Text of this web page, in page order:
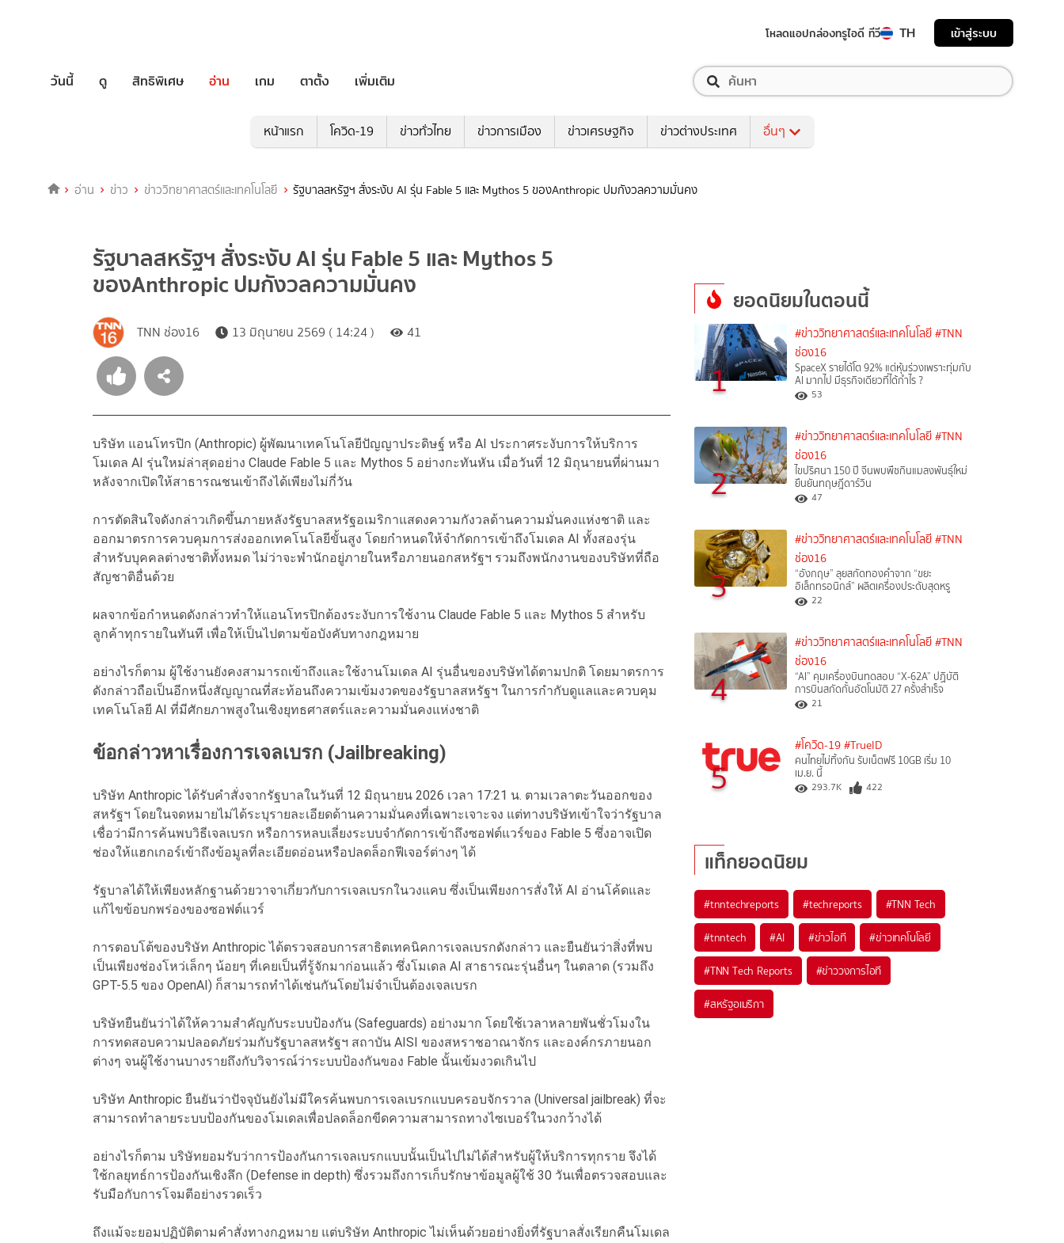
โหลดแอปกล่องทรูไอดี ทีวี TH เข้าสู่ระบบ
วันนี้ ดู สิทธิพิเศษ อ่าน เกม ตาตั้ง เพิ่มเติม
หน้าแรก โควิด-19 ข่าวทั่วไทย ข่าวการเมือง ข่าวเศรษฐกิจ ข่าวต่างประเทศ อื่นๆ
อ่าน ข่าว ข่าววิทยาศาสตร์และเทคโนโลยี รัฐบาลสหรัฐฯ สั่งระงับ AI รุ่น Fable 5 และ Mythos 5 ของAnthropic ปมกังวลความมั่นคง
รัฐบาลสหรัฐฯ สั่งระงับ AI รุ่น Fable 5 และ Mythos 5
ของAnthropic ปมกังวลความมั่นคง
TNN ช่อง16 13 มิถุนายน 2569 ( 14:24 ) 41
บริษัท แอนโทรปิก (Anthropic) ผู้พัฒนาเทคโนโลยีปัญญาประดิษฐ์ หรือ AI ประกาศระงับการให้บริการ
โมเดล AI รุ่นใหม่ล่าสุดอย่าง Claude Fable 5 และ Mythos 5 อย่างกะทันหัน เมื่อวันที่ 12 มิถุนายนที่ผ่านมา
หลังจากเปิดให้สาธารณชนเข้าถึงได้เพียงไม่กี่วัน
การตัดสินใจดังกล่าวเกิดขึ้นภายหลังรัฐบาลสหรัฐอเมริกาแสดงความกังวลด้านความมั่นคงแห่งชาติ และ
ออกมาตรการควบคุมการส่งออกเทคโนโลยีขั้นสูง โดยกำหนดให้จำกัดการเข้าถึงโมเดล AI ทั้งสองรุ่น
สำหรับบุคคลต่างชาติทั้งหมด ไม่ว่าจะพำนักอยู่ภายในหรือภายนอกสหรัฐฯ รวมถึงพนักงานของบริษัทที่ถือ
สัญชาติอื่นด้วย
ผลจากข้อกำหนดดังกล่าวทำให้แอนโทรปิกต้องระงับการใช้งาน Claude Fable 5 และ Mythos 5 สำหรับ
ลูกค้าทุกรายในทันที เพื่อให้เป็นไปตามข้อบังคับทางกฎหมาย
อย่างไรก็ตาม ผู้ใช้งานยังคงสามารถเข้าถึงและใช้งานโมเดล AI รุ่นอื่นของบริษัทได้ตามปกติ โดยมาตรการ
ดังกล่าวถือเป็นอีกหนึ่งสัญญาณที่สะท้อนถึงความเข้มงวดของรัฐบาลสหรัฐฯ ในการกำกับดูแลและควบคุม
เทคโนโลยี AI ที่มีศักยภาพสูงในเชิงยุทธศาสตร์และความมั่นคงแห่งชาติ
ข้อกล่าวหาเรื่องการเจลเบรก (Jailbreaking)
บริษัท Anthropic ได้รับคำสั่งจากรัฐบาลในวันที่ 12 มิถุนายน 2026 เวลา 17:21 น. ตามเวลาตะวันออกของ
สหรัฐฯ โดยในจดหมายไม่ได้ระบุรายละเอียดด้านความมั่นคงที่เฉพาะเจาะจง แต่ทางบริษัทเข้าใจว่ารัฐบาล
เชื่อว่ามีการค้นพบวิธีเจลเบรก หรือการหลบเลี่ยงระบบจำกัดการเข้าถึงซอฟต์แวร์ของ Fable 5 ซึ่งอาจเปิด
ช่องให้แฮกเกอร์เข้าถึงข้อมูลที่ละเอียดอ่อนหรือปลดล็อกฟีเจอร์ต่างๆ ได้
รัฐบาลได้ให้เพียงหลักฐานด้วยวาจาเกี่ยวกับการเจลเบรกในวงแคบ ซึ่งเป็นเพียงการสั่งให้ AI อ่านโค้ดและ
แก้ไขข้อบกพร่องของซอฟต์แวร์
การตอบโต้ของบริษัท Anthropic ได้ตรวจสอบการสาธิตเทคนิคการเจลเบรกดังกล่าว และยืนยันว่าสิ่งที่พบ
เป็นเพียงช่องโหว่เล็กๆ น้อยๆ ที่เคยเป็นที่รู้จักมาก่อนแล้ว ซึ่งโมเดล AI สาธารณะรุ่นอื่นๆ ในตลาด (รวมถึง
GPT-5.5 ของ OpenAI) ก็สามารถทำได้เช่นกันโดยไม่จำเป็นต้องเจลเบรก
บริษัทยืนยันว่าได้ให้ความสำคัญกับระบบป้องกัน (Safeguards) อย่างมาก โดยใช้เวลาหลายพันชั่วโมงใน
การทดสอบความปลอดภัยร่วมกับรัฐบาลสหรัฐฯ สถาบัน AISI ของสหราชอาณาจักร และองค์กรภายนอก
ต่างๆ จนผู้ใช้งานบางรายถึงกับวิจารณ์ว่าระบบป้องกันของ Fable นั้นเข้มงวดเกินไป
บริษัท Anthropic ยืนยันว่าปัจจุบันยังไม่มีใครค้นพบการเจลเบรกแบบครอบจักรวาล (Universal jailbreak) ที่จะ
สามารถทำลายระบบป้องกันของโมเดลเพื่อปลดล็อกขีดความสามารถทางไซเบอร์ในวงกว้างได้
อย่างไรก็ตาม บริษัทยอมรับว่าการป้องกันการเจลเบรกแบบนั้นเป็นไปไม่ได้สำหรับผู้ให้บริการทุกราย จึงได้
ใช้กลยุทธ์การป้องกันเชิงลึก (Defense in depth) ซึ่งรวมถึงการเก็บรักษาข้อมูลผู้ใช้ 30 วันเพื่อตรวจสอบและ
รับมือกับการโจมตีอย่างรวดเร็ว
ถึงแม้จะยอมปฏิบัติตามคำสั่งทางกฎหมาย แต่บริษัท Anthropic ไม่เห็นด้วยอย่างยิ่งที่รัฐบาลสั่งเรียกคืนโมเดล
ยอดนิยมในตอนนี้
1
#ข่าววิทยาศาสตร์และเทคโนโลยี #TNN
ช่อง16
SpaceX รายได้โต 92% แต่หุ้นร่วงเพราะทุ่มกับ
AI มากไป มีธุรกิจเดียวที่ได้กำไร ?
53
2
#ข่าววิทยาศาสตร์และเทคโนโลยี #TNN
ช่อง16
ไขปริศนา 150 ปี จีนพบพืชกินแมลงพันธุ์ใหม่
ยืนยันทฤษฎีดาร์วิน
47
3
#ข่าววิทยาศาสตร์และเทคโนโลยี #TNN
ช่อง16
“อังกฤษ” ลุยสกัดทองคำจาก “ขยะ
อิเล็กทรอนิกส์” ผลิตเครื่องประดับสุดหรู
22
4
#ข่าววิทยาศาสตร์และเทคโนโลยี #TNN
ช่อง16
“AI” คุมเครื่องบินทดสอบ “X-62A” ปฏิบัติ
การบินสกัดกั้นอัตโนมัติ 27 ครั้งสำเร็จ
21
5
#โควิด-19 #TrueID
คนไทยไม่ทิ้งกัน รับเน็ตฟรี 10GB เริ่ม 10
เม.ย. นี้
293.7K 422
แท็กยอดนิยม
#tnntechreports #techreports #TNN Tech
#tnntech #AI #ข่าวไอที #ข่าวเทคโนโลยี
#TNN Tech Reports #ข่าววงการไอที
#สหรัฐอเมริกา